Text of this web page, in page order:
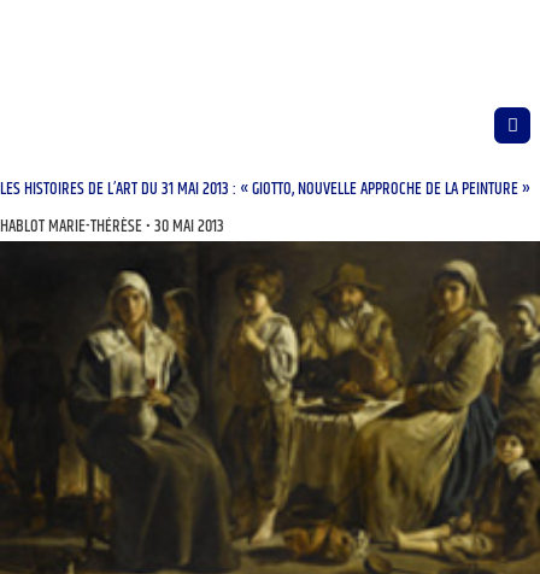
LES HISTOIRES DE L’ART DU 31 MAI 2013 : « GIOTTO, NOUVELLE APPROCHE DE LA PEINTURE »
HABLOT MARIE-THÉRÈSE 30 MAI 2013